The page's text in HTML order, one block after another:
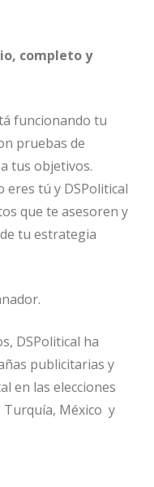
completo y
funcionando tu
pruebas de
tus objetivos.
eres tú y DSPolitical
que te asesoren y
tu estrategia
DSPolitical ha
publicitarias y
en las elecciones
Turquía, México y